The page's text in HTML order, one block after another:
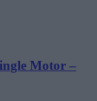
Motor –